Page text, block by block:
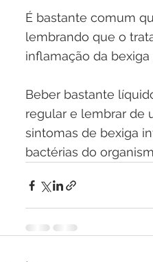
É bastante comum
lembrando que o
inflamação da
Beber bastante
regular e lembrar de
sintomas de bexiga
bactérias do